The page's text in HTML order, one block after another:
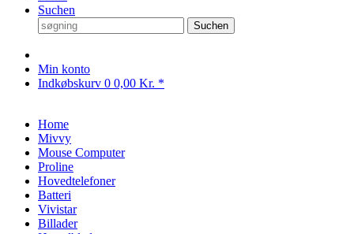
Suchen
Suchen
Min konto
Indkøbskurv 0 0,00 Kr. *
Home
Mivvy
Mouse Computer
Proline
Hovedtelefoner
Batteri
Vivistar
Billader